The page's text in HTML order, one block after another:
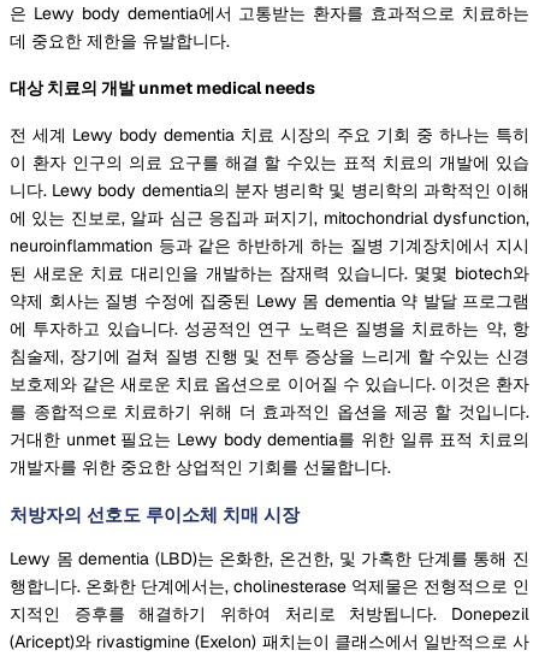
은 Lewy body dementia에서 고통받는 환자를 효과적으로 치료하는
데 중요한 제한을 유발합니다.
대상 치료의 개발 unmet medical needs
전 세계 Lewy body dementia 치료 시장의 주요 기회 중 하나는 특히
이 환자 인구의 의료 요구를 해결 할 수있는 표적 치료의 개발에 있습
니다. Lewy body dementia의 분자 병리학 및 병리학의 과학적인 이해
에 있는 진보로, 알파 심근 응집과 퍼지기, mitochondrial dysfunction,
neuroinflammation 등과 같은 하반하게 하는 질병 기계장치에서 지시
된 새로운 치료 대리인을 개발하는 잠재력 있습니다. 몇몇 biotech와
약제 회사는 질병 수정에 집중된 Lewy 몸 dementia 약 발달 프로그램
에 투자하고 있습니다. 성공적인 연구 노력은 질병을 치료하는 약, 항
침술제, 장기에 걸쳐 질병 진행 및 전투 증상을 느리게 할 수있는 신경
보호제와 같은 새로운 치료 옵션으로 이어질 수 있습니다. 이것은 환자
를 종합적으로 치료하기 위해 더 효과적인 옵션을 제공 할 것입니다.
거대한 unmet 필요는 Lewy body dementia를 위한 일류 표적 치료의
개발자를 위한 중요한 상업적인 기회를 선물합니다.
처방자의 선호도 루이소체 치매 시장
Lewy 몸 dementia (LBD)는 온화한, 온건한, 및 가혹한 단계를 통해 진
행합니다. 온화한 단계에서는, cholinesterase 억제물은 전형적으로 인
지적인 증후를 해결하기 위하여 처리로 처방됩니다. Donepezil
(Aricept)와 rivastigmine (Exelon) 패치는이 클래스에서 일반적으로 사